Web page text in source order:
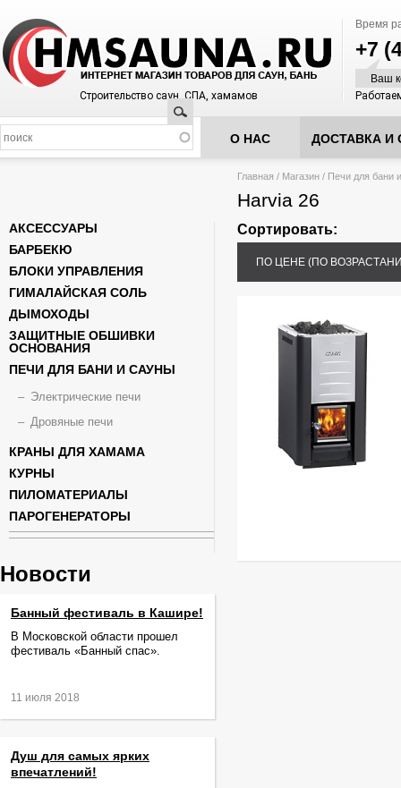
Время
+7
Ваш
Строительство саун, СПА, хамамов
Поиск
О НАС ДОСТАВКА И
Вы здесь
Главная / Магазин / Печи для бани
Harvia 26
Сортировать:
ПО ЦЕНЕ (ПО
АКСЕССУАРЫ
БАРБЕКЮ
БЛОКИ УПРАВЛЕНИЯ
ГИМАЛАЙСКАЯ СОЛЬ
ДЫМОХОДЫ
ЗАЩИТНЫЕ ОБШИВКИ
ОСНОВАНИЯ
ПЕЧИ ДЛЯ БАНИ И САУНЫ
Электрические печи
Дровяные печи
КРАНЫ ДЛЯ ХАМАМА
КУРНЫ
ПИЛОМАТЕРИАЛЫ
ПАРОГЕНЕРАТОРЫ
Новости
Банный фестиваль в Кашире!
В Московской области прошел
фестиваль «Банный спас».
11 июля 2018
Душ для самых ярких
впечатлений!